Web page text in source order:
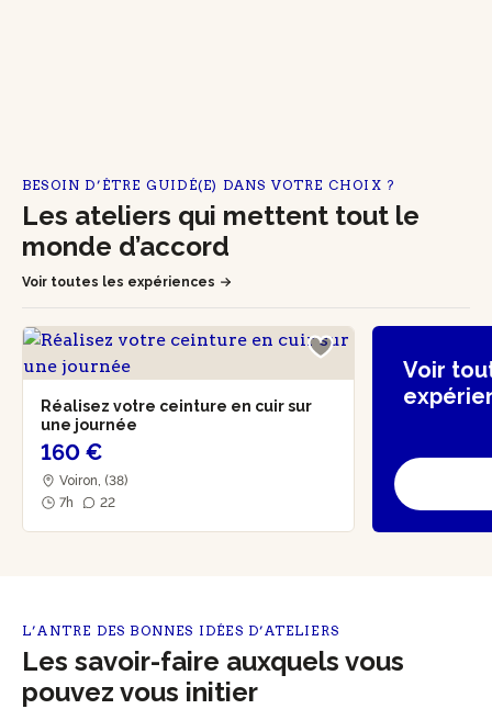
BESOIN D’ÊTRE GUIDÉ(E) DANS VOTRE CHOIX ?
Les ateliers qui mettent tout le
monde d’accord
Voir toutes les expériences
Réalisez votre ceinture en cuir sur
une journée
160 €
Voiron, (38)
7h
22
Voir
L’ANTRE DES BONNES IDÉES D’ATELIERS
Les savoir-faire auxquels vous
pouvez vous initier